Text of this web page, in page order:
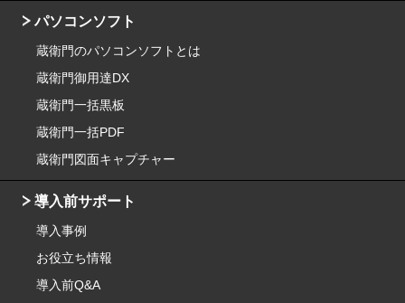
パソコンソフト
蔵衛門のパソコンソフトとは
蔵衛門御用達DX
蔵衛門一括黒板
蔵衛門一括PDF
蔵衛門図面キャプチャー
導入前サポート
導入事例
お役立ち情報
導入前Q&A